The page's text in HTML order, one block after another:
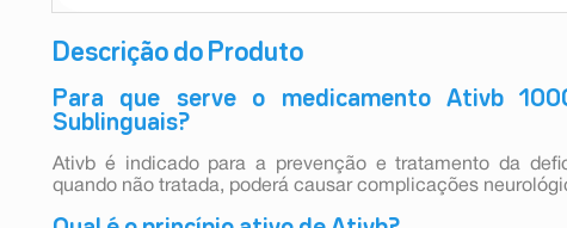
Descrição do Produto
Para que serve o medicamento Ativb
Sublinguais?
Ativb é indicado para a prevenção e tratamento da
quando não tratada, poderá causar complicações